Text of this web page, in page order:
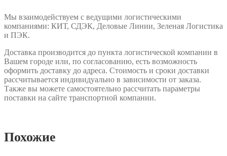
Мы взаимодействуем с ведущими логистическими
компаниями: КИТ, СДЭК, Деловые Линии, Зеленая Логистика
и ПЭК.
Доставка производится до пункта логистической компании в
Вашем городе или, по согласованию, есть возможность
оформить доставку до адреса. Стоимость и сроки доставки
рассчитывается индивидуально в зависимости от заказа.
Также вы можете самостоятельно рассчитать параметры
поставки на сайте транспортной компании.
Похожие